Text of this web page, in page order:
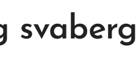
svaberg